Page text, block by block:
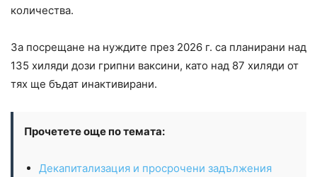
количества.
За посрещане на нуждите през 2026 г. са планирани над
135 хиляди дози грипни ваксини, като над 87 хиляди от
тях ще бъдат инактивирани.
Прочетете още по темата:
Декапитализация и просрочени задължения